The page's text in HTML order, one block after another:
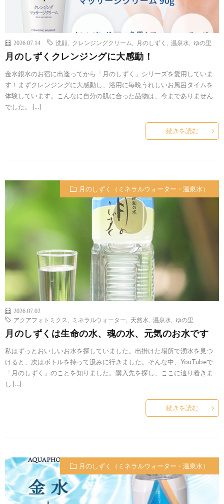
2026.07.14 洗顔 クレンジングクリーム 月のしずく 温泉水 ゆの里
月のしずくクレンジングに大感動！
金水銀水のお宿に出逢ってから「月のしずく」シリーズを愛用していま
す！まずクレンジングに大感動し、浴用に毎晩うれしいお風呂タイムを
体験しています。こんなに自分の肌に合った品物は、今までありません
でした。 […]
続きを読む
月のしずく（ミネラルウォーター・温泉水）
2026.07.02
アクアフォトミクス
ミネラルウォーター 天然水 温泉水 ゆの里
月のしずくは生命の水、魂の水、元気のお水です
私はずっとおいしいお水を探していました。出掛けた場所で湧水を見つ
けると、次はボトルを持って汲みに行きました。そんな中、YouTubeで
「月のしずく」のことを知りました。購入先を探し、ここに辿り着きま
し […]
続きを読む
月のしずく（ミネラルウォーター・温泉水）